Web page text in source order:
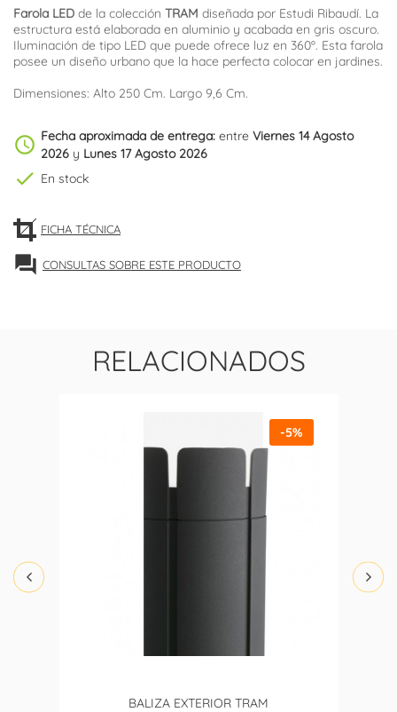
Farola LED de la colección TRAM diseñada por Estudi Ribaudí. La
estructura está elaborada en aluminio y acabada en gris oscuro.
Iluminación de tipo LED que puede ofrece luz en 360º. Esta farola
posee un diseño urbano que la hace perfecta colocar en jardines.
Dimensiones: Alto 250 Cm. Largo 9,6 Cm.
schedule Fecha aproximada de entrega: entre Viernes 14 Agosto
2026 y Lunes 17 Agosto 2026
check En stock
FICHA TÉCNICA
forum CONSULTAS SOBRE ESTE PRODUCTO
RELACIONADOS
BALIZA EXTERIOR TRAM
-5%